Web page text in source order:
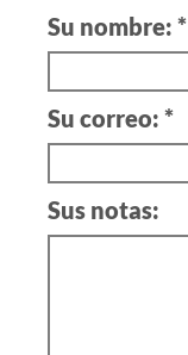
Su nombre: *
Su correo: *
Sus notas: